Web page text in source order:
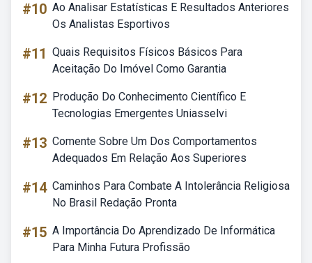
#10 Ao Analisar Estatísticas E Resultados Anteriores
Os Analistas Esportivos
#11 Quais Requisitos Físicos Básicos Para
Aceitação Do Imóvel Como Garantia
#12 Produção Do Conhecimento Científico E
Tecnologias Emergentes Uniasselvi
#13 Comente Sobre Um Dos Comportamentos
Adequados Em Relação Aos Superiores
#14 Caminhos Para Combate A Intolerância Religiosa
No Brasil Redação Pronta
#15 A Importância Do Aprendizado De Informática
Para Minha Futura Profissão